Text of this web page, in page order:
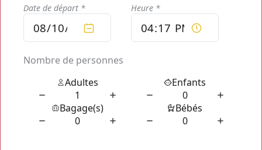
ceci, dès aujourd'hui sur votre PC ou smartphone via le
bouton ci-dessous.